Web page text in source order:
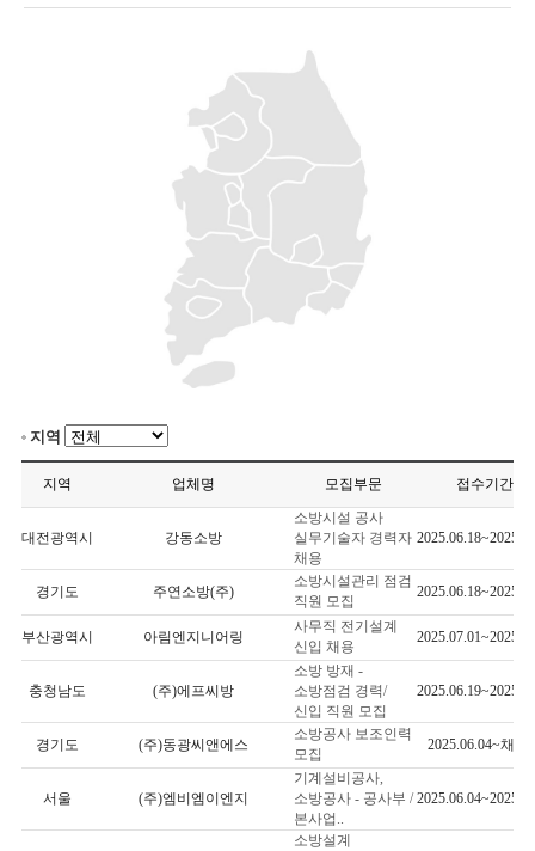
지역
지역 업체명 모집부문 접수기간
대전광역시 강동소방
소방시설 공사
실무기술자 경력자
채용
경기도 주연소방(주)
소방시설관리 점검
직원 모집
부산광역시 아림엔지니어링
사무직 전기설계
신입 채용
충청남도 (주)에프씨방
소방 방재 -
소방점검 경력/
신입 직원 모집
경기도 (주)동광씨앤에스
소방공사 보조인력
모집
2025.06.04~채용
서울 (주)엠비엠이엔지
기계설비공사,
소방공사 - 공사부 /
본사업..
소방설계